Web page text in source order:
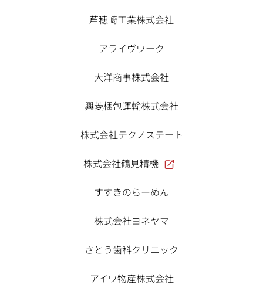
芦穂崎工業株式会社
アライヴワーク
大洋商事株式会社
興菱梱包運輸株式会社
株式会社テクノステート
株式会社鶴見精機
すすきのらーめん
株式会社ヨネヤマ
さとう歯科クリニック
アイワ物産株式会社